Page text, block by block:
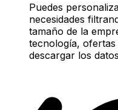
Puedes
necesidades
tamaño de la
tecnología, ofertas
descargar los